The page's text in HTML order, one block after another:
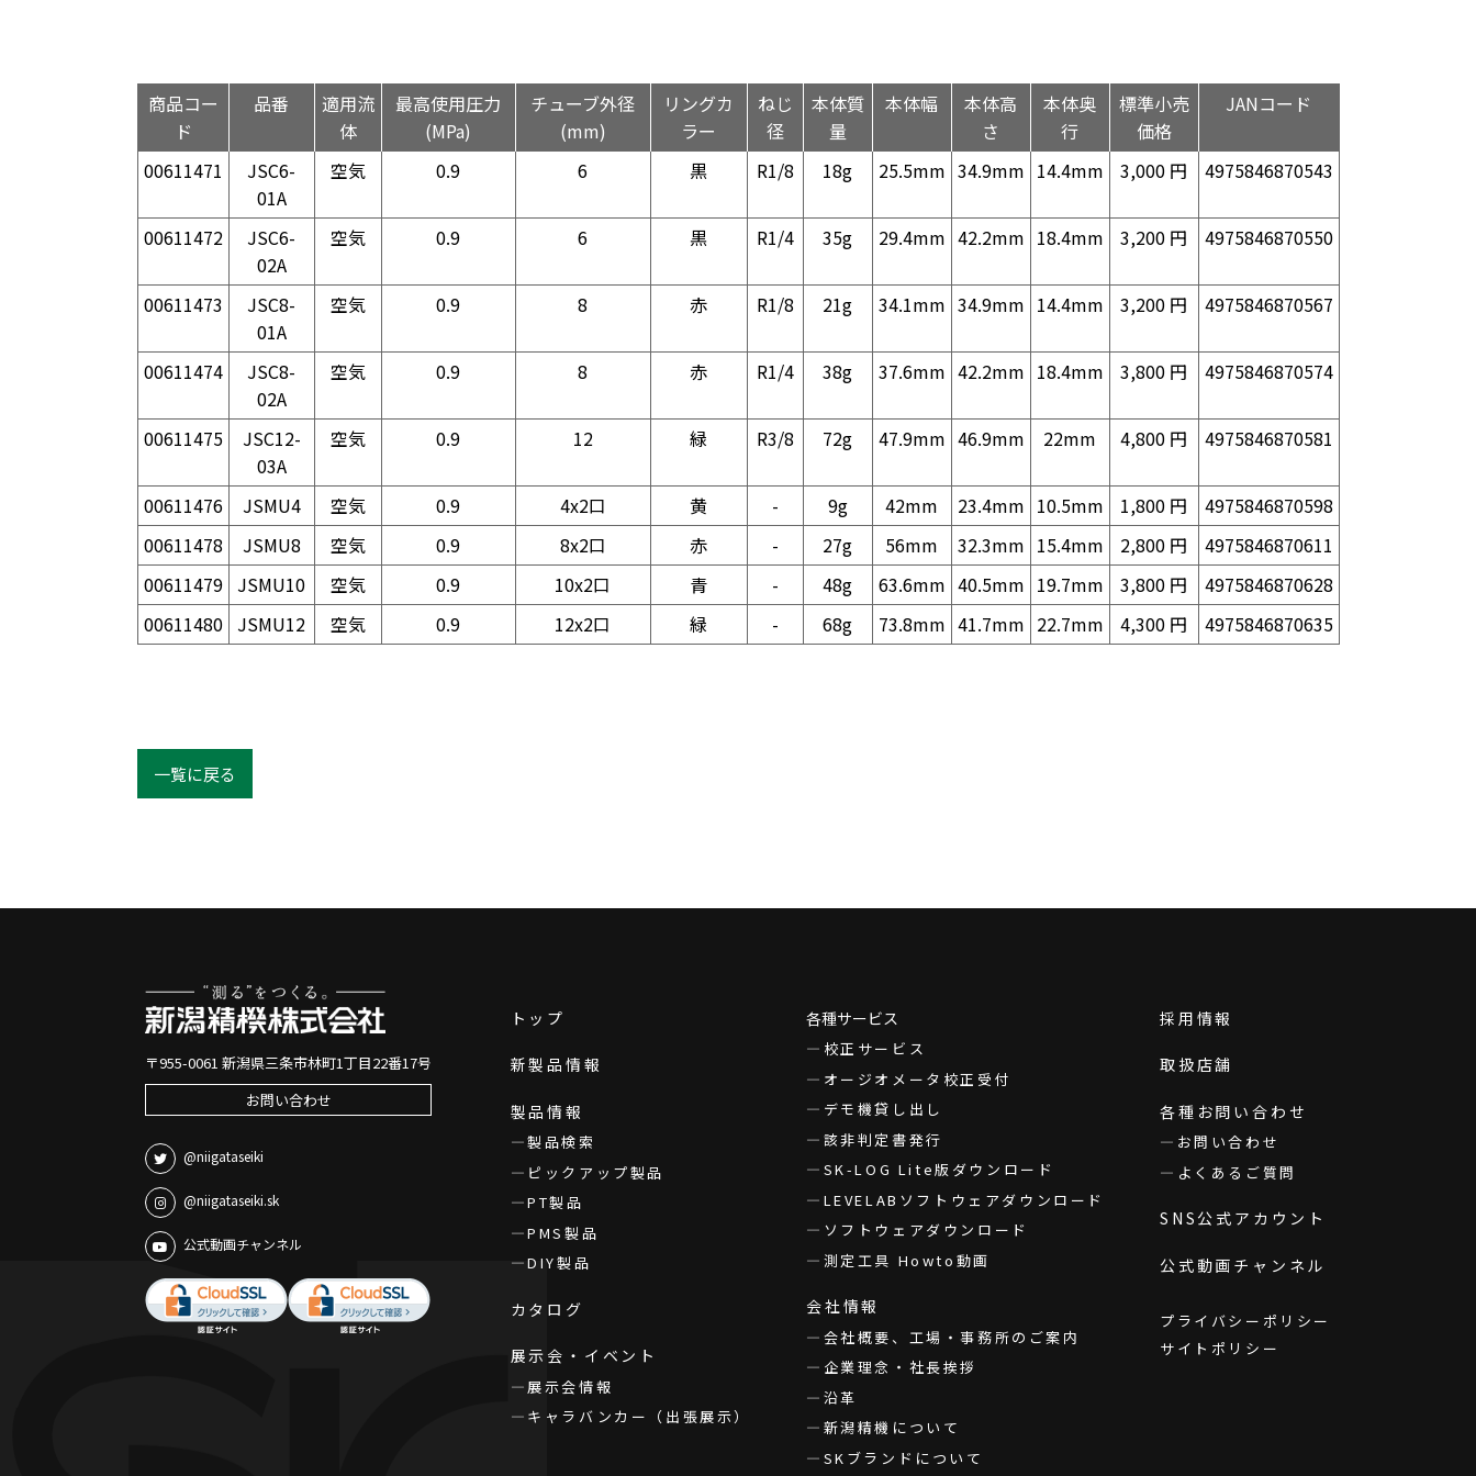
商品コー
ド
品番
適用流
体
最高使用圧力
(MPa)
チューブ外径
(mm)
リングカ
ラー
ねじ
径
本体質
量
本体幅
本体高
さ
本体奥
行
標準小売
価格
JANコード
00611471
JSC6-
01A
空気 0.9 6 黒 R1/8 18g 25.5mm 34.9mm 14.4mm 3,000 円 4975846870543
00611472
JSC6-
02A
空気 0.9 6 黒 R1/4 35g 29.4mm 42.2mm 18.4mm 3,200 円 4975846870550
00611473
JSC8-
01A
空気 0.9 8 赤 R1/8 21g 34.1mm 34.9mm 14.4mm 3,200 円 4975846870567
00611474
JSC8-
02A
空気 0.9 8 赤 R1/4 38g 37.6mm 42.2mm 18.4mm 3,800 円 4975846870574
00611475
JSC12-
03A
空気 0.9 12 緑 R3/8 72g 47.9mm 46.9mm 22mm 4,800 円 4975846870581
00611476 JSMU4 空気 0.9 4x2口 黄 - 9g 42mm 23.4mm 10.5mm 1,800 円
4975846870598
00611478
JSMU8 空気 0.9 8x2口 赤 - 27g 56mm 32.3mm 15.4mm 2,800 円
4975846870611
00611479
JSMU10 空気 0.9 10x2口 青 - 48g 63.6mm 40.5mm 19.7mm 3,800 円
4975846870628
00611480
JSMU12 空気 0.9 12x2口 緑 - 68g 73.8mm 41.7mm 22.7mm 4,300 円 4975846870635
一覧に戻る
〒955-0061 新潟県三条市林町1丁目22番17号
お問い合わせ
@niigataseiki
@niigataseiki.sk
公式動画チャンネル
トップ
新製品情報
製品情報
製品検索
ピックアップ製品
PT製品
PMS製品
DIY製品
カタログ
展示会・イベント
展示会情報
キャラバンカー（出張展示）
各種サービス
校正サービス
オージオメータ校正受付
デモ機貸し出し
該非判定書発行
SK-LOG Lite版ダウンロード
LEVELABソフトウェアダウンロード
ソフトウェアダウンロード
測定工具 Howto動画
会社情報
会社概要、工場・事務所のご案内
企業理念・社長挨拶
沿革
新潟精機について
SKブランドについて
採用情報
取扱店舗
各種お問い合わせ
お問い合わせ
よくあるご質問
SNS公式アカウント
公式動画チャンネル
プライバシーポリシー
サイトポリシー